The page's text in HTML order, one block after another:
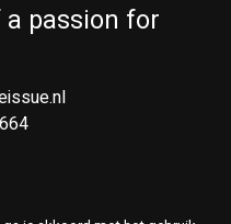
a passion for